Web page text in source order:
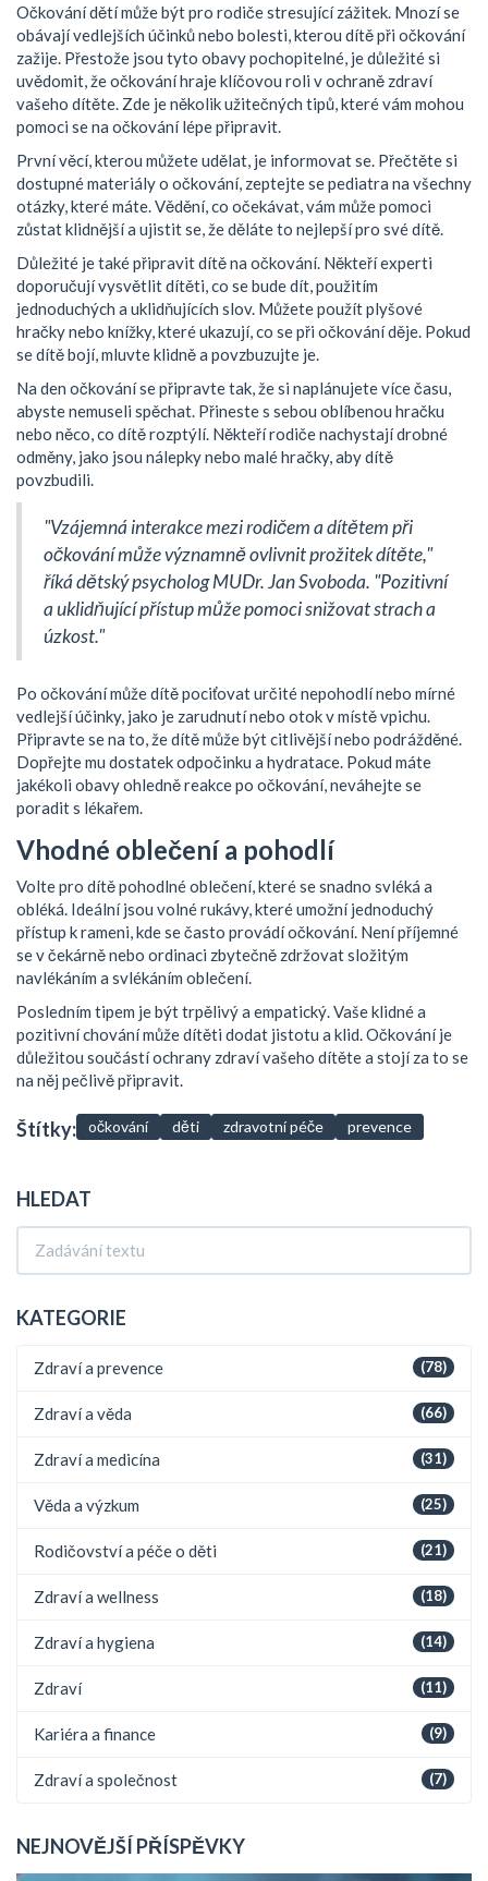
Očkování dětí může být pro rodiče stresující zážitek. Mnozí se
obávají vedlejších účinků nebo bolesti, kterou dítě při očkování
zažije. Přestože jsou tyto obavy pochopitelné, je důležité si
uvědomit, že očkování hraje klíčovou roli v ochraně zdraví
vašeho dítěte. Zde je několik užitečných tipů, které vám mohou
pomoci se na očkování lépe připravit.
První věcí, kterou můžete udělat, je informovat se. Přečtěte si
dostupné materiály o očkování, zeptejte se pediatra na všechny
otázky, které máte. Vědění, co očekávat, vám může pomoci
zůstat klidnější a ujistit se, že děláte to nejlepší pro své dítě.
Důležité je také připravit dítě na očkování. Někteří experti
doporučují vysvětlit dítěti, co se bude dít, použitím
jednoduchých a uklidňujících slov. Můžete použít plyšové
hračky nebo knížky, které ukazují, co se při očkování děje. Pokud
se dítě bojí, mluvte klidně a povzbuzujte je.
Na den očkování se připravte tak, že si naplánujete více času,
abyste nemuseli spěchat. Přineste s sebou oblíbenou hračku
nebo něco, co dítě rozptýlí. Někteří rodiče nachystají drobné
odměny, jako jsou nálepky nebo malé hračky, aby dítě
povzbudili.
"Vzájemná interakce mezi rodičem a dítětem při
očkování může významně ovlivnit prožitek dítěte,"
říká dětský psycholog MUDr. Jan Svoboda. "Pozitivní
a uklidňující přístup může pomoci snižovat strach a
úzkost."
Po očkování může dítě pociťovat určité nepohodlí nebo mírné
vedlejší účinky, jako je zarudnutí nebo otok v místě vpichu.
Připravte se na to, že dítě může být citlivější nebo podrážděné.
Dopřejte mu dostatek odpočinku a hydratace. Pokud máte
jakékoli obavy ohledně reakce po očkování, neváhejte se
poradit s lékařem.
Vhodné oblečení a pohodlí
Volte pro dítě pohodlné oblečení, které se snadno svléká a
obléká. Ideální jsou volné rukávy, které umožní jednoduchý
přístup k rameni, kde se často provádí očkování. Není příjemné
se v čekárně nebo ordinaci zbytečně zdržovat složitým
navlékáním a svlékáním oblečení.
Posledním tipem je být trpělivý a empatický. Vaše klidné a
pozitivní chování může dítěti dodat jistotu a klid. Očkování je
důležitou součástí ochrany zdraví vašeho dítěte a stojí za to se
na něj pečlivě připravit.
Štítky: očkování děti zdravotní péče prevence
HLEDAT
KATEGORIE
(78)
Zdraví a prevence
(66)
Zdraví a věda
(31)
Zdraví a medicína
(25)
Věda a výzkum
(21)
Rodičovství a péče o děti
(18)
Zdraví a wellness
(14)
Zdraví a hygiena
(11)
Zdraví
(9)
Kariéra a finance
(7)
Zdraví a společnost
NEJNOVĚJŠÍ PŘÍSPĚVKY